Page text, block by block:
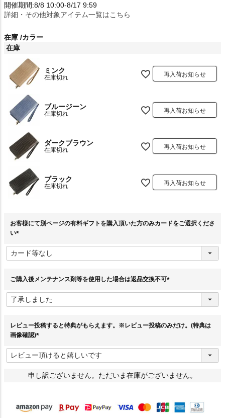
開催期間:8/8 10:00-8/17 9:59
詳細・その他対象アイテム一覧はこちら
在庫 カラー
在庫
ミンク
在庫切れ 再入荷お知らせ
ブルージーン
在庫切れ 再入荷お知らせ
ダークブラウン
在庫切れ 再入荷お知らせ
ブラック
在庫切れ 再入荷お知らせ
お客様にて別ページの有料ギフトを購入頂いた方のみカードをご選択くださ
い
必
須
ご購入後メンテナンス剤等を使用した場合は返品交換不可
須
レビュー投稿すると特典がもらえます。※レビュー投稿のみだけ。(特典は
画像確認)
必
須
)
申し訳ございません。ただいま在庫がございません。